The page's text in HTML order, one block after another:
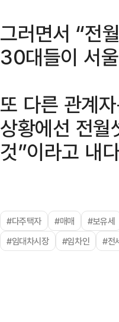
그러면서 “전
30대들이 서
또 다른 관계
상황에선 전
것”이라고 내
#다주택자 #매매 #보유세
#임대차시장
#임차인 #전